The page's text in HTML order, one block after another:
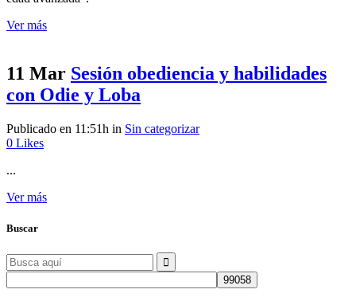
Ver más
11 Mar Sesión obediencia y habilidades
con Odie y Loba
Publicado en 11:51h in Sin categorizar
0 Likes
...
Ver más
Buscar
Search
for: